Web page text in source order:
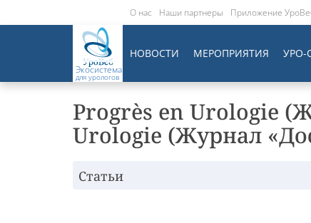
О нас Наши партнеры Приложение
Экосистема
для урологов
НОВОСТИ МЕРОПРИЯТИЯ УРО-
Progrès en Urologie
Urologie (Журнал
Статьи